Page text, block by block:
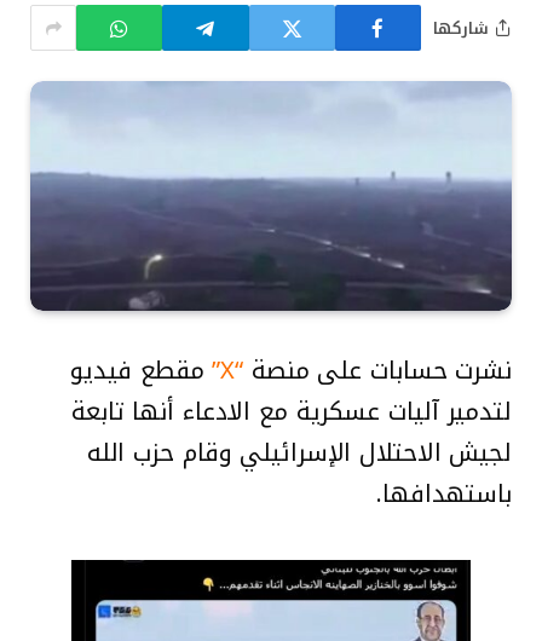
شاركها
نشرت حسابات على منصة “X”
مقطع فيديو
لتدمير آليات عسكرية مع الادعاء أنها تابعة
لجيش الاحتلال الإسرائيلي وقام حزب الله
باستهدافها.